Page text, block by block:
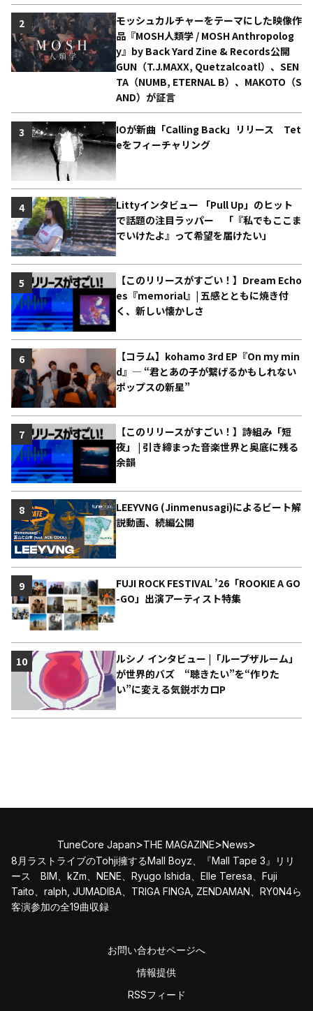
モッシュカルチャーをテーマにした映像作
品『MOSH人類学 / MOSH Anthropolog
y』by Back Yard Zine & Records公開
GUN（T.J.MAXX, Quetzalcoatl）、SEN
TA（NUMB, ETERNAL B）、MAKOTO（S
AND）が証言
2
IOが新曲「Calling Back」リリース Tet
eをフィーチャリング
3
Littyインタビュー 「Pull Up」のヒット
で話題の注目ラッパー 「『私でもここま
でいけたよ』って希望を届けたい」
4
【このリリースがすごい！】Dream Echo
es『memorial』| 五感とともに焼き付
く、新しい懐かしさ
5
【コラム】kohamo 3rd EP『On my min
d』― “君とあの子が繋げるかもしれない
ポップスの新星”
6
【このリリースがすごい！】詩組み「短
夜」 | 引き締まった音楽世界と奥底に残る
余韻
7
LEEYVNG (Jinmenusagi)によるビート解
説動画、続編公開
8
FUJI ROCK FESTIVAL ’26「ROOKIE A GO
-GO」出演アーティスト特集
9
ルシノ インタビュー |「ループザルーム」
が世界的バズ “聴きたい”を“作りた
い”に変える気鋭ボカロP
10
TuneCore Japan>THE MAGAZINE>News>
8月ラストライブのTohji擁するMall Boyz、『Mall Tape 3』リリ
ース BIM、kZm、NENE、Ryugo Ishida、Elle Teresa、Fuji
Taito、ralph, JUMADIBA、TRIGA FINGA, ZENDAMAN、RY0N4ら
客演参加の全19曲収録
お問い合わせページへ
情報提供
RSSフィード